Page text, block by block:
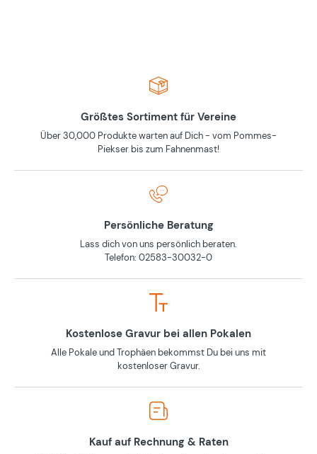
Größtes Sortiment für Vereine
Über 30,000 Produkte warten auf Dich - vom Pommes-
Piekser bis zum Fahnenmast!
Persönliche Beratung
Lass dich von uns persönlich beraten.
Telefon: 02583-30032-0
Kostenlose Gravur bei allen Pokalen
Alle Pokale und Trophäen bekommst Du bei uns mit
kostenloser Gravur.
Kauf auf Rechnung & Raten